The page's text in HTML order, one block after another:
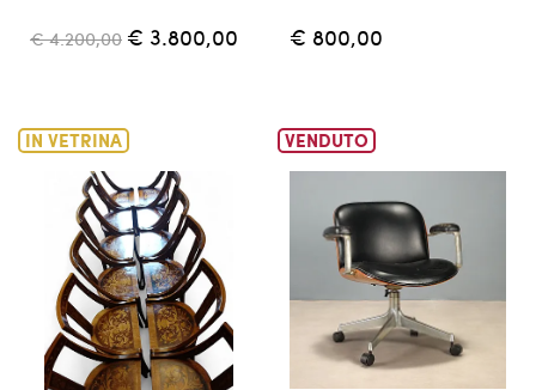
€ 4.200,00 € 3.800,00 € 800,00
IN VETRINA VENDUTO